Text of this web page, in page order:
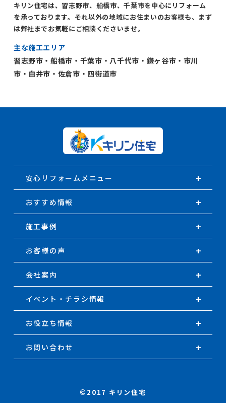
キリン住宅は、習志野市、船橋市、千葉市を中心にリフォーム
を承っております。それ以外の地域にお住まいのお客様も、まず
は弊社までお気軽にご相談くださいませ。
主な施工エリア
習志野市・船橋市・千葉市・八千代市・鎌ヶ谷市・市川
市・白井市・佐倉市・四街道市
安心リフォームメニュー
おすすめ情報
施工事例
お客様の声
会社案内
イベント・チラシ情報
お役立ち情報
お問い合わせ
©2017 キリン住宅